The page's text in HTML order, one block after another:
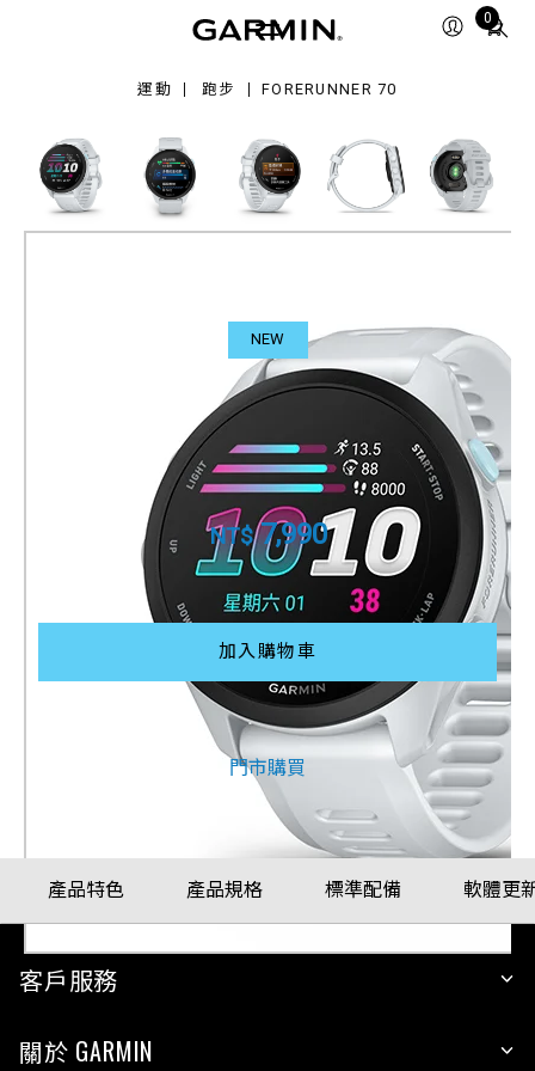
0
Total
運動 跑步 FORERUNNER 70
NEW
Forerunner 70
入門級GPS智慧跑錶
產品料號010-04307-11
NT$ 7,990
配戴比例參考
加入購物車
其他購買方式
門市購買
產品特色 產品規格 標準配備 軟體更
客戶服務
關於 GARMIN